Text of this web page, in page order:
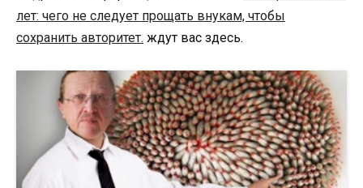
лет: чего не следует прощать внукам, чтобы
сохранить авторитет. ждут вас здесь.